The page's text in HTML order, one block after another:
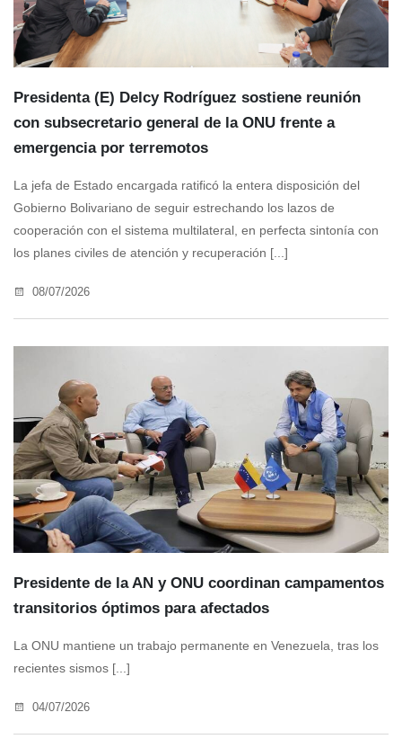
Presidenta (E) Delcy Rodríguez sostiene reunión
con subsecretario general de la ONU frente a
emergencia por terremotos
La jefa de Estado encargada ratificó la entera disposición del
Gobierno Bolivariano de seguir estrechando los lazos de
cooperación con el sistema multilateral, en perfecta sintonía con
los planes civiles de atención y recuperación [...]
08/07/2026
Presidente de la AN y ONU coordinan campamentos
transitorios óptimos para afectados
La ONU mantiene un trabajo permanente en Venezuela, tras los
recientes sismos [...]
04/07/2026